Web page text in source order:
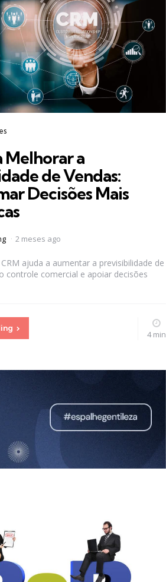
Melhorar a
de Vendas:
Decisões Mais
2 meses ago
ajuda a aumentar a previsibilidade de
controle comercial e apoiar decisões
4 min